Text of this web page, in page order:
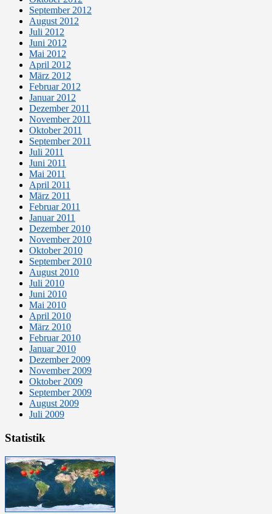
September 2012
August 2012
Juli 2012
Juni 2012
Mai 2012
April 2012
März 2012
Februar 2012
Januar 2012
Dezember 2011
November 2011
Oktober 2011
September 2011
Juli 2011
Juni 2011
Mai 2011
April 2011
März 2011
Februar 2011
Januar 2011
Dezember 2010
November 2010
Oktober 2010
September 2010
August 2010
Juli 2010
Juni 2010
Mai 2010
April 2010
März 2010
Februar 2010
Januar 2010
Dezember 2009
November 2009
Oktober 2009
September 2009
August 2009
Juli 2009
Statistik